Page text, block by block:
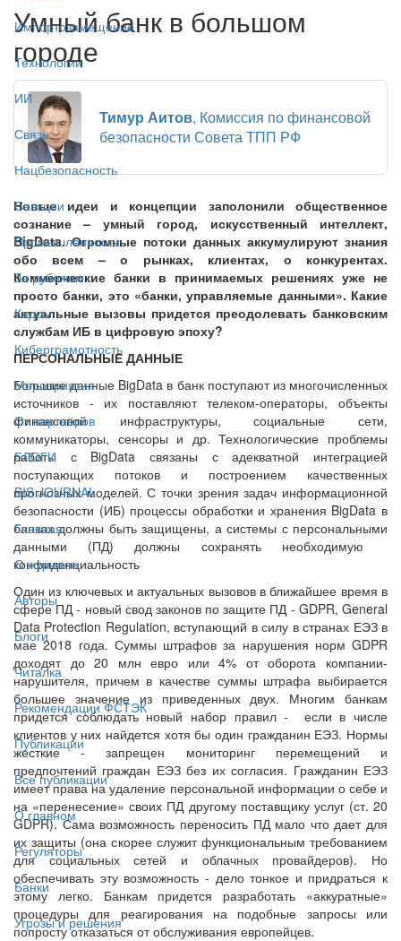
Импортозамещение
Технологии
ИИ
Связь
Нацбезопасность
Санкции
Промышленность
За рубежом
Кадры
Киберграмотность
Мероприятия
От партнёров
БЛОГИ
BIS JOURNAL
Главная
О журнале
Авторы
Блоги
Читалка
Рекомендации ФСТЭК
Публикации
Все публикации
О главном
Регуляторы
Банки
Угрозы и решения
Умный банк в большом
городе
Тимур Аитов, Комиссия по финансовой
безопасности Совета ТПП РФ
Новые идеи и концепции заполонили общественное
сознание – умный город, искусственный интеллект,
BigData. Огромные потоки данных аккумулируют знания
обо всем – о рынках, клиентах, о конкурентах.
Коммерческие банки в принимаемых решениях уже не
просто банки, это «банки, управляемые данными». Какие
актуальные вызовы придется преодолевать банковским
службам ИБ в цифровую эпоху?
ПЕРСОНАЛЬНЫЕ ДАННЫЕ
Большие данные BigData в банк поступают из многочисленных
источников - их поставляют телеком-операторы, объекты
финансовой инфраструктуры, социальные сети,
коммуникаторы, сенсоры и др. Технологические проблемы
работы с BigData связаны с адекватной интеграцией
поступающих потоков и построением качественных
прогнозных моделей. С точки зрения задач информационной
безопасности (ИБ) процессы обработки и хранения BigData в
банках должны быть защищены, а системы с персональными
данными (ПД) должны сохранять необходимую
конфиденциальность
Один из ключевых и актуальных вызовов в ближайшее время в
сфере ПД - новый свод законов по защите ПД - GDPR, General
Data Protection Regulation, вступающий в силу в странах ЕЭЗ в
мае 2018 года. Суммы штрафов за нарушения норм GDPR
доходят до 20 млн евро или 4% от оборота компании-
нарушителя, причем в качестве суммы штрафа выбирается
большее значение из приведенных двух. Многим банкам
придется соблюдать новый набор правил - если в числе
клиентов у них найдется хотя бы один гражданин ЕЭЗ. Нормы
жесткие - запрещен мониторинг перемещений и
предпочтений граждан ЕЭЗ без их согласия. Гражданин ЕЭЗ
имеет права на удаление персональной информации о себе и
на «перенесение» своих ПД другому поставщику услуг (ст. 20
GDPR). Сама возможность переносить ПД мало что дает для
их защиты (она скорее служит функциональным требованием
для социальных сетей и облачных провайдеров). Но
обеспечивать эту возможность - дело тонкое и придраться к
этому легко. Банкам придется разработать «аккуратные»
процедуры для реагирования на подобные запросы или
попросту отказаться от обслуживания европейцев.